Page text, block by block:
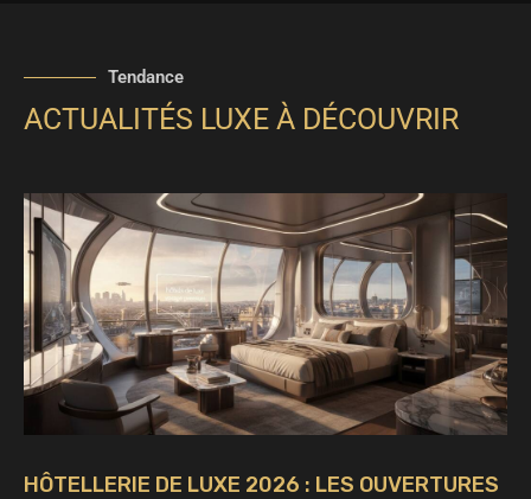
Tendance
ACTUALITÉS LUXE À DÉCOUVRIR
HÔTELLERIE DE LUXE 2026 : LES OUVERTURES